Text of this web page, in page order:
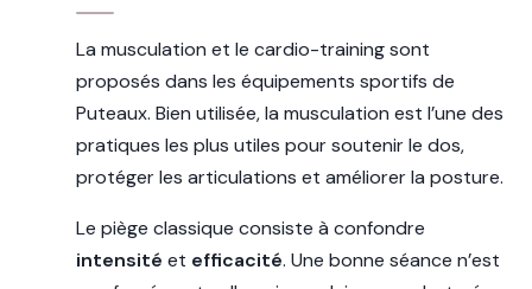
La musculation et le cardio-training sont
proposés dans les équipements sportifs de
Puteaux. Bien utilisée, la musculation est l’une des
pratiques les plus utiles pour soutenir le dos,
protéger les articulations et améliorer la posture.
Le piège classique consiste à confondre
intensité et efficacité. Une bonne séance n’est